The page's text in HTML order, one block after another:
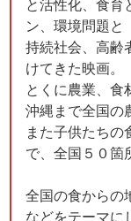
ン、環境問題と
持続社会、高齢
けてきた映画。
とくに農業、食
沖縄まで全国の
また子供たちの
で、全国５０箇
全国の食からの
などをテーマに